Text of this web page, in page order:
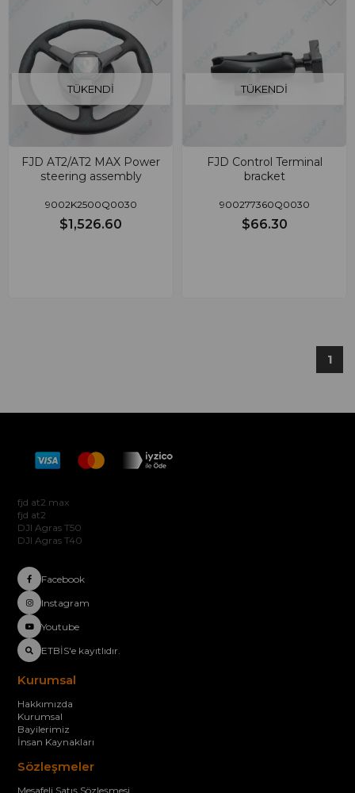
TÜKENDI
FJD AT2/AT2 MAX Power
steering assembly
9002K2500Q0030
$1,526.60
TÜKENDI
FJD Control Terminal
bracket
900277360Q0030
$66.30
1
fjd at2 max
fjd at2
DJI Agras T50
DJI Agras T40
Facebook
Instagram
Youtube
ETBİS'e kayıtlıdır.
Kurumsal
Hakkımızda
Kurumsal
Bayilerimiz
İnsan Kaynakları
Sözleşmeler
Mesafeli Satış Sözleşmesi